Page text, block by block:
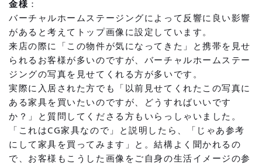
金様 ：
バーチャルホームステージングによって反響に良い影響
があると考えてトップ画像に設定しています。
来店の際に「この物件が気になってきた」と携帯を見せ
られるお客様が多いのですが、バーチャルホームステー
ジングの写真を見せてくれる方が多いです。
実際に入居された方でも「以前見せてくれたこの写真に
ある家具を買いたいのですが、どうすればいいです
か？」と質問してくださる方もいらっしゃいました。
「これはCG家具なので」と説明したら、「じゃあ参考
にして家具を買ってみます」と。結構よく聞かれるの
で、お客様もこうした画像をご自身の生活イメージの参